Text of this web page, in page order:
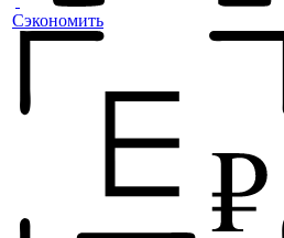
Сэкономить